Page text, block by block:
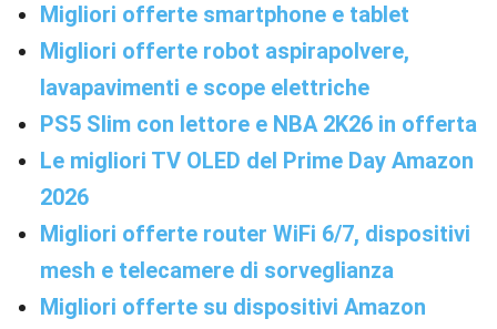
Migliori offerte smartphone e tablet
Migliori offerte robot aspirapolvere,
lavapavimenti e scope elettriche
PS5 Slim con lettore e NBA 2K26 in offerta
Le migliori TV OLED del Prime Day Amazon
2026
Migliori offerte router WiFi 6/7, dispositivi
mesh e telecamere di sorveglianza
Migliori offerte su dispositivi Amazon